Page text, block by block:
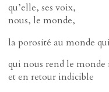
qu’elle, ses voix,
nous, le monde,
la porosité au monde
qui nous rend le monde
et en retour indicible